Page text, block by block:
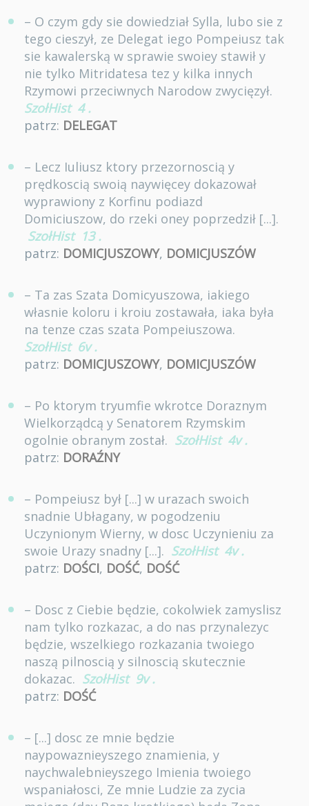
– O czym gdy sie dowiedział Sylla, lubo sie z
tego cieszył, ze Delegat iego Pompeiusz tak
sie kawalerską w sprawie swoiey stawił y
nie tylko Mitridatesa tez y kilka innych
Rzymowi przeciwnych Narodow zwycięzył.
SzołHist 4 .
patrz: DELEGAT
– Lecz Iuliusz ktory przezornoscią y
prędkoscią swoią naywięcey dokazował
wyprawiony z Korfinu podiazd
Domiciuszow, do rzeki oney poprzedził [...].
SzołHist 13 .
patrz: DOMICJUSZOWY, DOMICJUSZÓW
– Ta zas Szata Domicyuszowa, iakiego
własnie koloru i kroiu zostawała, iaka była
na tenze czas szata Pompeiuszowa.
SzołHist 6v .
patrz: DOMICJUSZOWY, DOMICJUSZÓW
– Po ktorym tryumfie wkrotce Doraznym
Wielkorządcą y Senatorem Rzymskim
ogolnie obranym został. SzołHist 4v .
patrz: DORAŹNY
– Pompeiusz był [...] w urazach swoich
snadnie Ubłagany, w pogodzeniu
Uczynionym Wierny, w dosc Uczynieniu za
swoie Urazy snadny [...]. SzołHist 4v .
patrz: DOŚCI, DOŚĆ, DOŚĆ
– Dosc z Ciebie będzie, cokolwiek zamyslisz
nam tylko rozkazac, a do nas przynalezyc
będzie, wszelkiego rozkazania twoiego
naszą pilnoscią y silnoscią skutecznie
dokazac. SzołHist 9v .
patrz: DOŚĆ
– [...] dosc ze mnie będzie
naypowaznieyszego znamienia, y
naychwalebnieyszego Imienia twoiego
wspaniałosci, Ze mnie Ludzie za zycia